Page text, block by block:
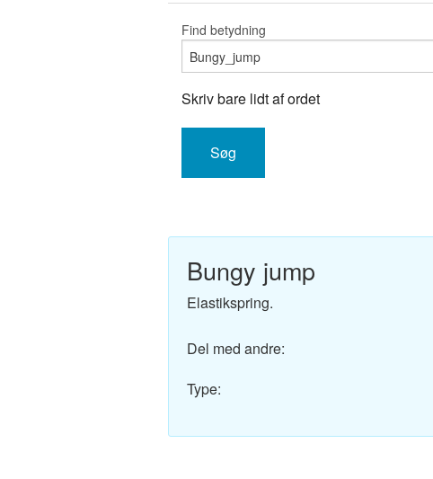
Find betydning
Skriv bare lidt af ordet
Bungy jump
Elastikspring.
Del med andre:
Type: